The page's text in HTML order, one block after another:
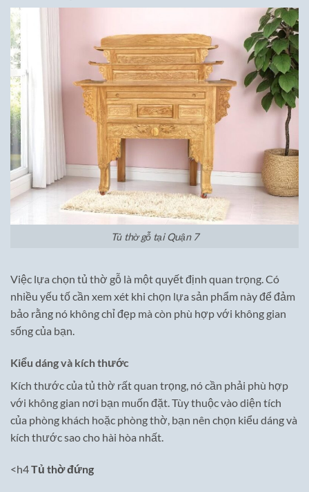
Tủ thờ gỗ tại Quận 7
Việc lựa chọn tủ thờ gỗ là một quyết định quan trọng. Có
nhiều yếu tố cần xem xét khi chọn lựa sản phẩm này để đảm
bảo rằng nó không chỉ đẹp mà còn phù hợp với không gian
sống của bạn.
Kiểu dáng và kích thước
Kích thước của tủ thờ rất quan trọng, nó cần phải phù hợp
với không gian nơi bạn muốn đặt. Tùy thuộc vào diện tích
của phòng khách hoặc phòng thờ, bạn nên chọn kiểu dáng và
kích thước sao cho hài hòa nhất.
<h4Tủ thờ đứng